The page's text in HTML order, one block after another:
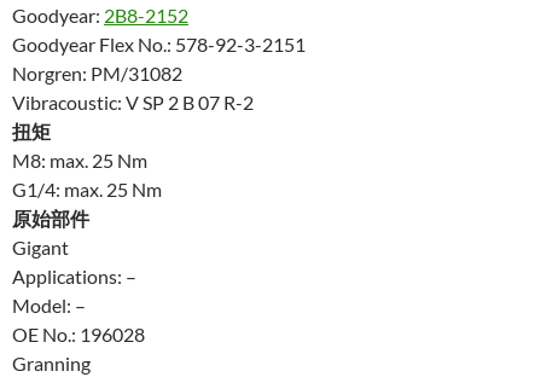
Goodyear: 2B8-2152
Goodyear Flex No.: 578-92-3-2151
Norgren: PM/31082
Vibracoustic: V SP 2 B 07 R-2
扭矩
M8: max. 25 Nm
G1/4: max. 25 Nm
原始部件
Gigant
Applications: –
Model: –
OE No.: 196028
Granning